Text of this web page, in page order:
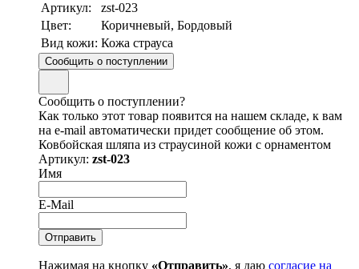
Артикул:
zst-023
Цвет:
Коричневый, Бордовый
Вид кожи: Кожа страуса
Сообщить о поступлении
Сообщить о поступлении?
Как только этот товар появится на нашем складе, к вам
на e-mail автоматически придет сообщение об этом.
Ковбойская шляпа из страусиной кожи с орнаментом
Артикул: zst-023
Имя
E-Mail
Нажимая на кнопку «Отправить», я даю согласие на